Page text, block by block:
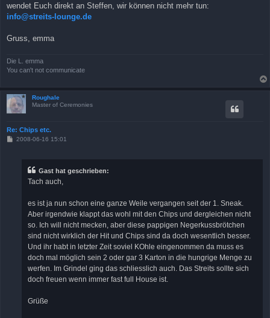
wendet Euch direkt an Steffen, wir können nicht mehr tun:
info@streits-lounge.de
Gruss, emma
Die L. emma
You can't not communicate
Roughale
Master of Ceremonies
Re: Chips etc.
B2008-06-16 15:01
Gast hat geschrieben:
Tach auch,
es ist ja nun schon eine ganze Weile vergangen seit der 1. Sneak.
Aber irgendwie klappt das wohl mit den Chips und dergleichen nicht
so. Ich will nicht mecken, aber diese pappigen Negerkussbrötchen
sind nicht wirklich der Hit und Chips sind da doch wesentlich besser.
Und ihr habt in letzter Zeit soviel KOhle eingenommen da muss es
doch mal möglich sein 2 oder gar 3 Karton in die hungrige Menge zu
werfen. Im Grindel ging das schliesslich auch. Das Streits sollte sich
doch freuen wenn immer fast full House ist.
Grüße